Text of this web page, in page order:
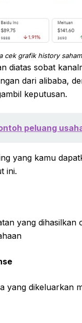
cek grafik history
diatas sobat
dari alibaba,
keputusan.
peluang
yang kamu
ini.
yang dihasilkan
yang dikeluarkan